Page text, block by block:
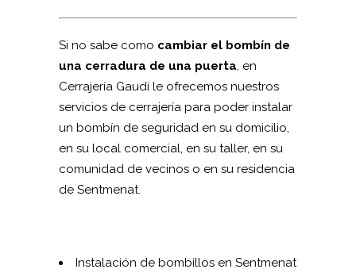
Si no sabe como cambiar el bombín de
una cerradura de una puerta, en
Cerrajería Gaudí le ofrecemos nuestros
servicios de cerrajería para poder instalar
un bombín de seguridad en su domicilio,
en su local comercial, en su taller, en su
comunidad de vecinos o en su residencia
de Sentmenat.
Instalación de bombillos en Sentmenat